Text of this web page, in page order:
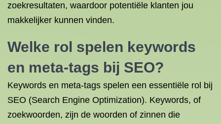
zoekresultaten, waardoor potentiële klanten jou
makkelijker kunnen vinden.
Welke rol spelen keywords
en meta-tags bij SEO?
Keywords en meta-tags spelen een essentiële rol bij
SEO (Search Engine Optimization). Keywords, of
zoekwoorden, zijn de woorden of zinnen die